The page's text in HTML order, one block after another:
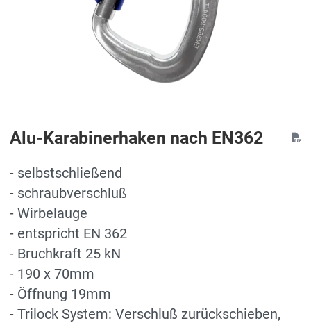
Alu-Karabinerhaken nach EN362
- selbstschließend
- schraubverschluß
- Wirbelauge
- entspricht EN 362
- Bruchkraft 25 kN
- 190 x 70mm
- Öffnung 19mm
- Trilock System: Verschluß zurückschieben,